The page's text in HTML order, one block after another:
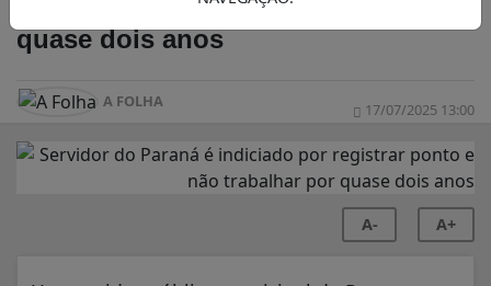
registrar ponto e não trabalhar por
quase dois anos
A FOLHA 17/07/2025 13:00
A- A+